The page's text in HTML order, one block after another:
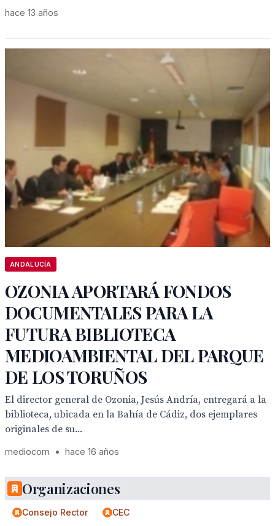
hace 13 años
ANDALUCÍA
OZONIA APORTARÁ FONDOS
DOCUMENTALES PARA LA
FUTURA BIBLIOTECA
MEDIOAMBIENTAL DEL PARQUE
DE LOS TORUÑOS
El director general de Ozonia, Jesús Andría, entregará a la
biblioteca, ubicada en la Bahía de Cádiz, dos ejemplares
originales de su...
mediocom • hace 16 años
Organizaciones
Consejo Rector
CEC